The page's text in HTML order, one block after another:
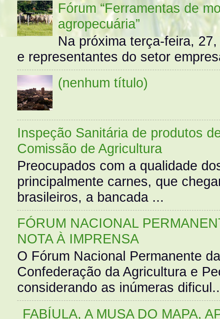
Fórum “Ferramentas de
agropecuária”
Na próxima terça-feira,
e representantes do setor
(nenhum título)
Inspeção Sanitária de produtos
Comissão de Agricultura
Preocupados com a qualidade
principalmente carnes, que
brasileiros, a bancada ...
FÓRUM NACIONAL
NOTA À IMPRENSA
O Fórum Nacional Permanente
Confederação da Agricultura e
considerando as inúmeras
FABÍULA, A MUSA DO MAPA,